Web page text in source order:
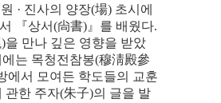
· 진사의 양장(場) 초시에
『상서(尙書)』 를 배웠다.
)을 만나 깊은 영향을 받았
는 목청전참봉(穆淸殿參
에서 모여든 학도들의 교훈
관한 주자(朱子)의 글을 발